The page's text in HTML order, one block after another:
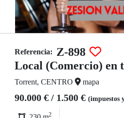
Referencia: Z-898
Local (Comercio) en
Torrent, CENTRO mapa
90.000 € / 1.500 € (impuestos
2